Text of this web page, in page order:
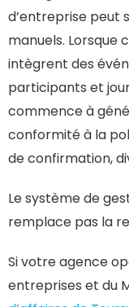
d’entreprise peut
manuels. Lorsque
intègrent des
participants et
commence à
conformité à la
de confirmation,
Le système de
remplace pas la
Si votre agence
entreprises et du